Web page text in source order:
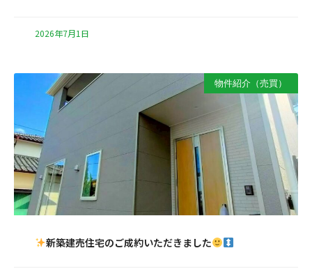
2026年7月1日
物件紹介（売買）
新築建売住宅のご成約いただきました